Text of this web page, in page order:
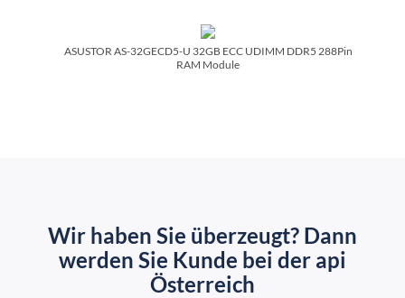
ASUSTOR AS-32GECD5-U 32GB ECC UDIMM DDR5 288Pin
RAM Module
Wir haben Sie überzeugt? Dann
werden Sie Kunde bei der api
Österreich